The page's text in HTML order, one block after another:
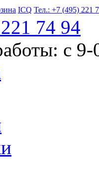
ICQ Тел.: +7 (495) 221
221 74 94
с